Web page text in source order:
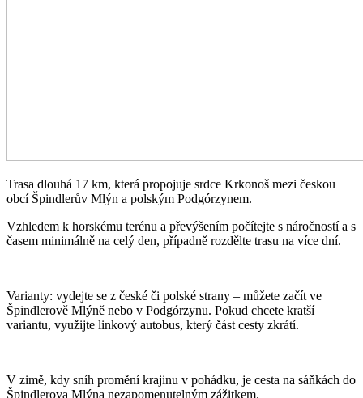
Trasa dlouhá 17 km, která propojuje srdce Krkonoš mezi českou
obcí Špindlerův Mlýn a polským Podgórzynem.
Vzhledem k horskému terénu a převýšením počítejte s náročností a s
časem minimálně na celý den, případně rozdělte trasu na více dní.
Varianty: vydejte se z české či polské strany – můžete začít ve
Špindlerově Mlýně nebo v Podgórzynu. Pokud chcete kratší
variantu, využijte linkový autobus, který část cesty zkrátí.
V zimě, kdy sníh promění krajinu v pohádku, je cesta na sáňkách do
Špindlerova Mlýna nezapomenutelným zážitkem.